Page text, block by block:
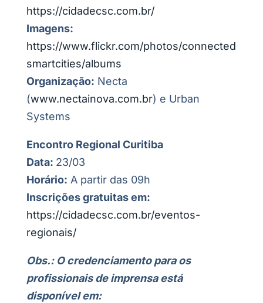
https://cidadecsc.com.br/
Imagens:
https://www.flickr.com/photos/connected
smartcities/albums
Organização: Necta
(www.nectainova.com.br) e Urban
Systems
Encontro Regional Curitiba
Data: 23/03
Horário: A partir das 09h
Inscrições gratuitas em:
https://cidadecsc.com.br/eventos-
regionais/
Obs.: O credenciamento para os
profissionais de imprensa está
disponível em: